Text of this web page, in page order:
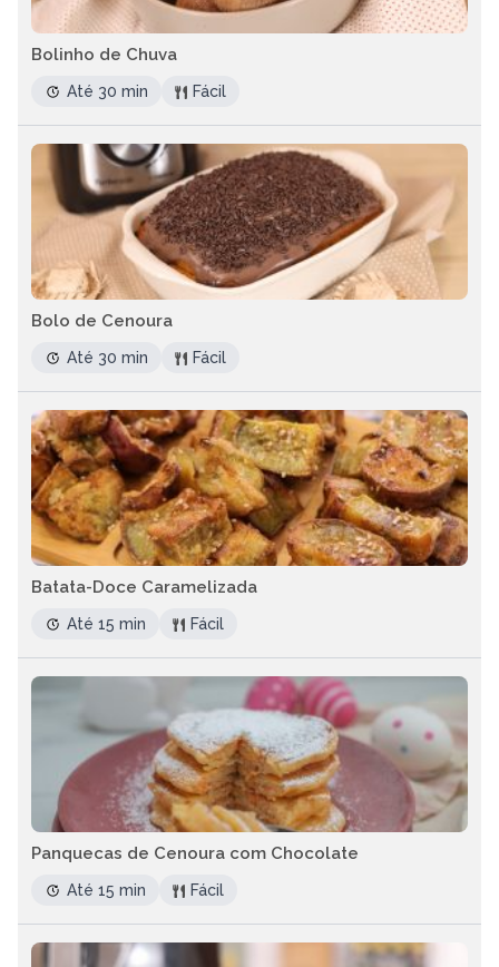
Bolinho de Chuva
Até 30 min Fácil
Bolo de Cenoura
Até 30 min Fácil
Batata-Doce Caramelizada
Até 15 min Fácil
Panquecas de Cenoura com Chocolate
Até 15 min Fácil